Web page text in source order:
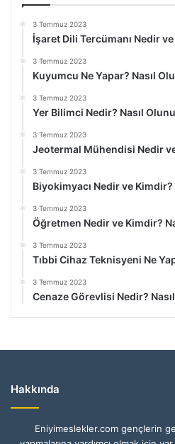
3 Temmuz 2023
İşaret Dili Tercümanı Nedir
3 Temmuz 2023
Kuyumcu Ne Yapar? Nasıl
3 Temmuz 2023
Yer Bilimci Nedir? Nasıl
3 Temmuz 2023
Jeotermal Mühendisi Nedir
3 Temmuz 2023
Biyokimyacı Nedir ve Kimdir?
3 Temmuz 2023
Öğretmen Nedir ve Kimdir?
3 Temmuz 2023
Tıbbi Cihaz Teknisyeni Ne
3 Temmuz 2023
Cenaze Görevlisi Nedir?
Hakkında
Eniyimeslekler.com gençlerin